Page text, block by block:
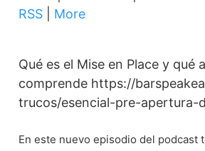
RSS
More
Qué es el Mise en Place y qué
comprende https://
trucos/esencial-pre-apertura-
En este nuevo episodio del podcast